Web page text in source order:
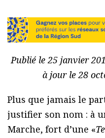
Publié le 25 janvier
à jour le 28
Plus que jamais le
justifier son nom : à
Marche, fort d’une «